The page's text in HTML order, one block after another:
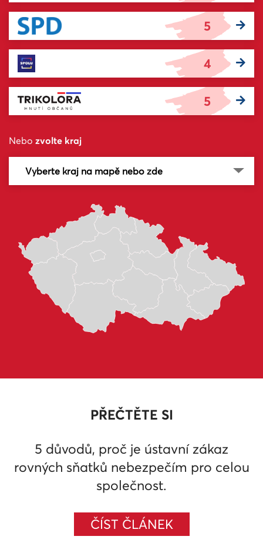
5
4
5
Nebo zvolte kraj
Vyberte kraj na mapě nebo zde
PŘEČTĚTE SI
5 důvodů, proč je ústavní zákaz
rovných sňatků nebezpečím pro celou
společnost.
ČÍST ČLÁNEK